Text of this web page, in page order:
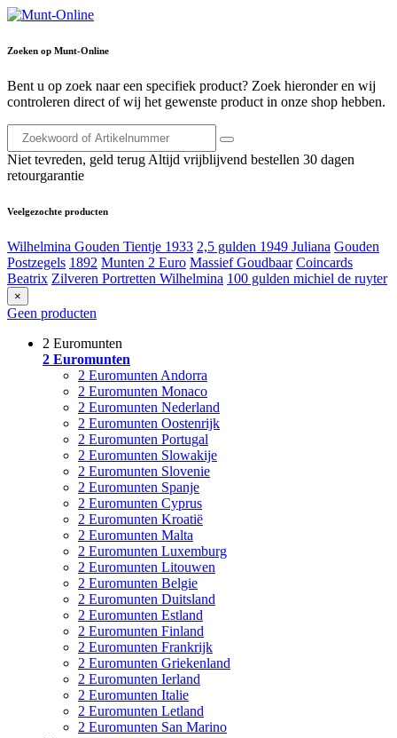
Zoeken op Munt-Online
Bent u op zoek naar een specifiek product? Zoek hieronder en wij
controleren direct of wij het gewenste product in onze shop hebben.
Niet tevreden, geld terug Altijd vrijblijvend bestellen 30 dagen
retourgarantie
Veelgezochte producten
Wilhelmina Gouden Tientje 1933 2,5 gulden 1949 Juliana Gouden
Postzegels 1892 Munten 2 Euro Massief Goudbaar Coincards
Beatrix Zilveren Portretten Wilhelmina 100 gulden michiel de ruyter
×
Geen producten
2 Euromunten
2 Euromunten
2 Euromunten Andorra
2 Euromunten Monaco
2 Euromunten Nederland
2 Euromunten Oostenrijk
2 Euromunten Portugal
2 Euromunten Slowakije
2 Euromunten Slovenie
2 Euromunten Spanje
2 Euromunten Cyprus
2 Euromunten Kroatië
2 Euromunten Malta
2 Euromunten Luxemburg
2 Euromunten Litouwen
2 Euromunten Belgie
2 Euromunten Duitsland
2 Euromunten Estland
2 Euromunten Finland
2 Euromunten Frankrijk
2 Euromunten Griekenland
2 Euromunten Ierland
2 Euromunten Italie
2 Euromunten Letland
2 Euromunten San Marino